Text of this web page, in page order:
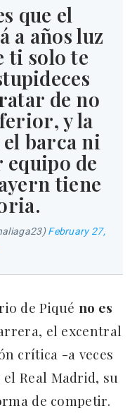
que el
a años luz
ti solo te
de no
y la
barca ni
equipo de
tiene
February 27,
de Piqué no es
el excentral
crítica -a veces
Real Madrid, su
de competir.